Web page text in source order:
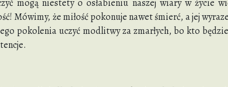
mogą niestety o osłabieniu naszej wiary w życie
Mówimy, że miłość pokonuje nawet śmierć, a jej
pokolenia uczyć modlitwy za zmarłych, bo kto